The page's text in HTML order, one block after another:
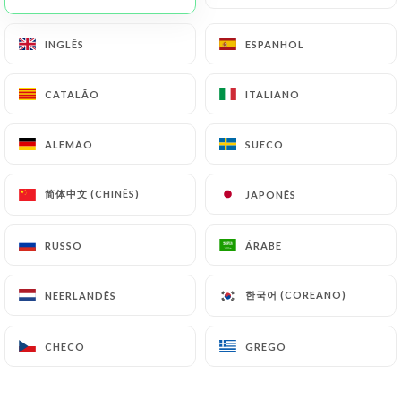
INGLÊS ESPANHOL
CATALÃO ITALIANO
ALEMÃO SUECO
简体中文 (CHINÊS) JAPONÊS
RUSSO ÁRABE
NEERLANDÊS 한국어 (COREANO)
CHECO GREGO
INGLÊS ESPANHOL
CATALÃO ITALIANO
ALEMÃO SUECO
简体中文 (CHINÊS) JAPONÊS
RUSSO ÁRABE
NEERLANDÊS 한국어 (COREANO)
CHECO GREGO